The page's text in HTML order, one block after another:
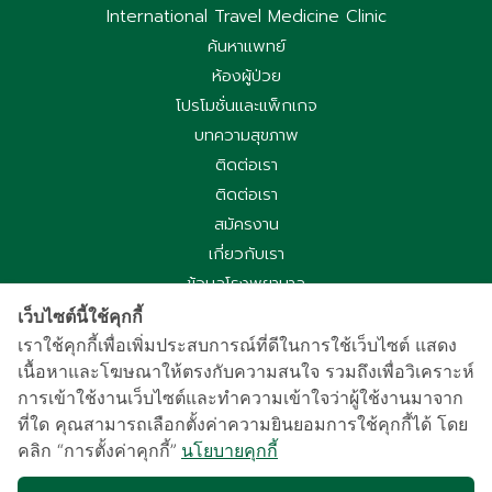
International Travel Medicine Clinic
ค้นหาแพทย์
ห้องผู้ป่วย
โปรโมชั่นและแพ็กเกจ
บทความสุขภาพ
ติดต่อเรา
ติดต่อเรา
สมัครงาน
เกี่ยวกับเรา
ข้อมูลโรงพยาบาล
นโยบายคุกกี้
ประกาศความเป็นส่วนตัวการใช้กล้องวงจรปิด
国际病人服务中心
车祸受害别慌，可使用《泰国强制汽车保险》（Por Ror Bor）
医疗给付
เว็บไซต์นี้ใช้คุกกี้
เราใช้คุกกี้เพื่อเพิ่มประสบการณ์ที่ดีในการใช้เว็บไซต์ แสดง
เนื้อหาและโฆษณาให้ตรงกับความสนใจ รวมถึงเพื่อวิเคราะห์
การเข้าใช้งานเว็บไซต์และทำความเข้าใจว่าผู้ใช้งานมาจาก
ที่ใด คุณสามารถเลือกตั้งค่าความยินยอมการใช้คุกกี้ได้ โดย
คลิก “การตั้งค่าคุกกี้” นโยบายคุกกี้